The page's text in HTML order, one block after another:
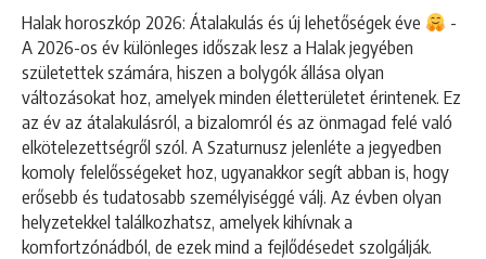
Halak horoszkóp 2026: Átalakulás és új lehetőségek éve
-
A 2026-os év különleges időszak lesz a Halak jegyében
születettek számára, hiszen a bolygók állása olyan
változásokat hoz, amelyek minden életterületet érintenek. Ez
az év az átalakulásról, a bizalomról és az önmagad felé való
elkötelezettségről szól. A Szaturnusz jelenléte a jegyedben
komoly felelősségeket hoz, ugyanakkor segít abban is, hogy
erősebb és tudatosabb személyiséggé válj. Az évben olyan
helyzetekkel találkozhatsz, amelyek kihívnak a
komfortzónádból, de ezek mind a fejlődésedet szolgálják.